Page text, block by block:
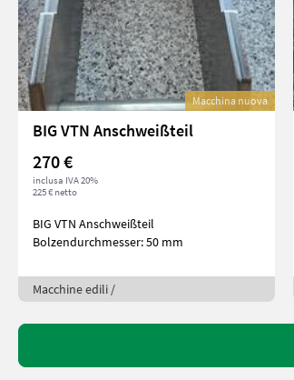
Macchina nuova
BIG VTN Anschweißteil
270 €
inclusa IVA 20%
225 € netto
BIG VTN Anschweißteil
Bolzendurchmesser: 50 mm
Macchine edili /